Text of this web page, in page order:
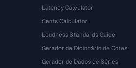
Latency Calculator
Cents Calculator
Loudness Standards Guide
Gerador de Dicionário de Cores
Gerador de Dados de Séries